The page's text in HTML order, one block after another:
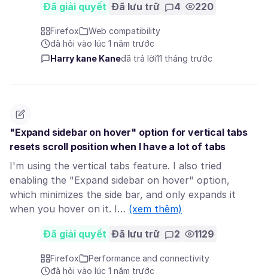
Đã giải quyết Đã lưu trữ 4 220
Firefox
Web compatibility
đã hỏi vào lúc 1 năm trước
Harry kane Kaneđã trả lời11 tháng trước
"Expand sidebar on hover" option for vertical tabs
resets scroll position when I have a lot of tabs
I'm using the vertical tabs feature. I also tried
enabling the "Expand sidebar on hover" option,
which minimizes the side bar, and only expands it
when you hover on it. I… (xem thêm)
Đã giải quyết Đã lưu trữ 2 1129
Firefox
Performance and connectivity
đã hỏi vào lúc 1 năm trước